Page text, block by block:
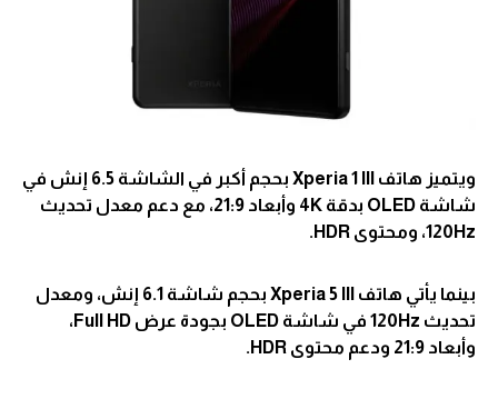
ويتميز هاتف Xperia 1 III بحجم أكبر في الشاشة 6.5 إنش في
شاشة OLED بدقة 4K وأبعاد 21:9، مع دعم معدل تحديث
120Hz، ومحتوى HDR.
بينما يأتي هاتف Xperia 5 III بحجم شاشة 6.1 إنش، ومعدل
تحديث 120Hz في شاشة OLED بجودة عرض Full HD،
وأبعاد 21:9 ودعم محتوى HDR.